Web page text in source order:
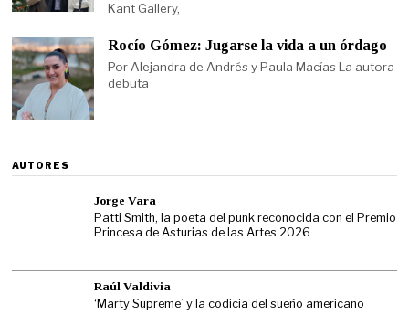
Kant Gallery,
Rocío Gómez: Jugarse la vida a un órdago
Por Alejandra de Andrés y Paula Macías La autora
debuta
AUTORES
Jorge Vara
Patti Smith, la poeta del punk reconocida con el Premio
Princesa de Asturias de las Artes 2026
Raúl Valdivia
‘Marty Supreme’ y la codicia del sueño americano